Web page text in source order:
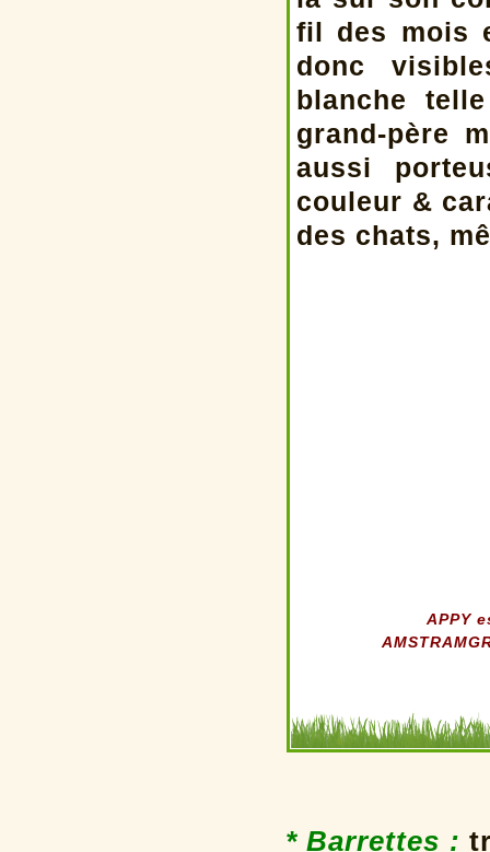
fil des mois
donc
blanche
grand-père
aussi
couleur &
des chats,
APPY
* Barrettes :